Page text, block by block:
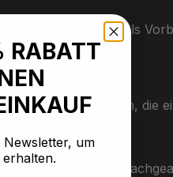
den ersten Schliff als
verwendet.
für Enthusiasten, die
oft im Aussehen
RABATT
um